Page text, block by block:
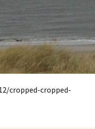
cropped-cropped-